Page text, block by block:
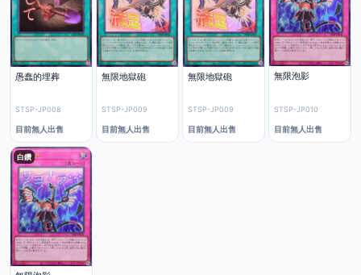
愚蠢的埋葬
STSP-JP008
目前無人出售
無限地獄砲
STSP-JP009
目前無人出售
無限地獄砲
STSP-JP009
目前無人出售
無限泡影
STSP-JP010
目前無人出售
白鑽